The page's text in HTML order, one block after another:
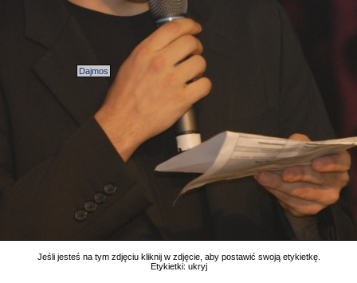
Dajmos
Jeśli jesteś na tym zdjęciu kliknij w zdjęcie, aby postawić swoją etykietkę.
Etykietki: ukryj